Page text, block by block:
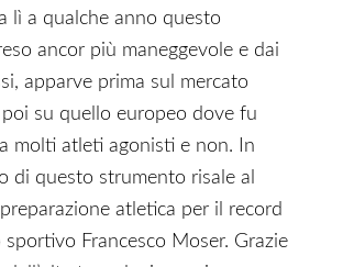
lì a qualche anno questo
ancor più maneggevole e dai
apparve prima sul mercato
su quello europeo dove fu
molti atleti agonisti e non. In
di questo strumento risale al
atletica per il record
sportivo Francesco Moser. Grazie